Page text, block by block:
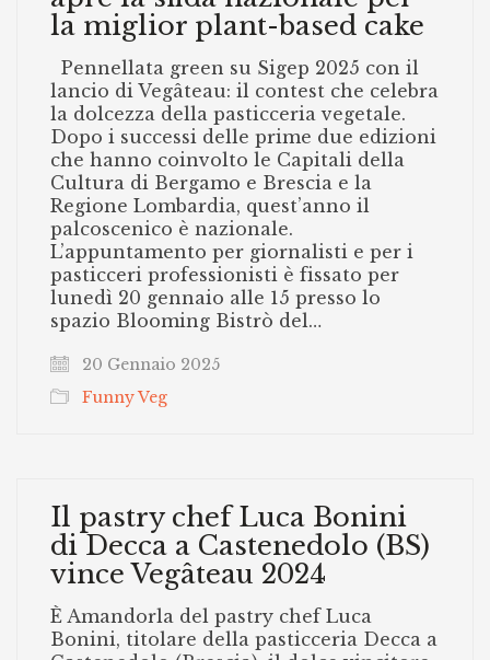
la miglior plant-based cake
Pennellata green su Sigep 2025 con il
lancio di Vegâteau: il contest che celebra
la dolcezza della pasticceria vegetale.
Dopo i successi delle prime due edizioni
che hanno coinvolto le Capitali della
Cultura di Bergamo e Brescia e la
Regione Lombardia, quest’anno il
palcoscenico è nazionale.
L’appuntamento per giornalisti e per i
pasticceri professionisti è fissato per
lunedì 20 gennaio alle 15 presso lo
spazio Blooming Bistrò del…
20 Gennaio 2025
Funny Veg
Il pastry chef Luca Bonini
di Decca a Castenedolo (BS)
vince Vegâteau 2024
È Amandorla del pastry chef Luca
Bonini, titolare della pasticceria Decca a